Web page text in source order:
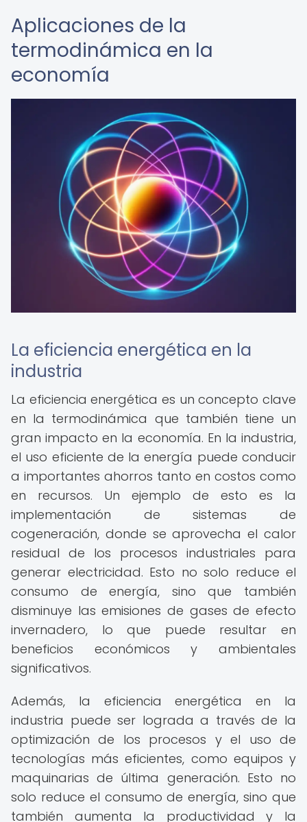
Aplicaciones de la
termodinámica en la
economía
La eficiencia energética en la
industria
La eficiencia energética es un concepto clave
en la termodinámica que también tiene un
gran impacto en la economía. En la industria,
el uso eficiente de la energía puede conducir
a importantes ahorros tanto en costos como
en recursos. Un ejemplo de esto es la
implementación de sistemas de
cogeneración, donde se aprovecha el calor
residual de los procesos industriales para
generar electricidad. Esto no solo reduce el
consumo de energía, sino que también
disminuye las emisiones de gases de efecto
invernadero, lo que puede resultar en
beneficios económicos y ambientales
significativos.
Además, la eficiencia energética en la
industria puede ser lograda a través de la
optimización de los procesos y el uso de
tecnologías más eficientes, como equipos y
maquinarias de última generación. Esto no
solo reduce el consumo de energía, sino que
también aumenta la productividad y la